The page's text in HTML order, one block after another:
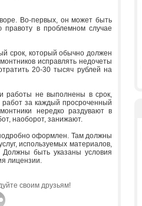
Во-первых, он может быть
правоту в проблемном случае
срок, который обычно должен
исправлять недочеты
20-30 тысяч рублей на
работы не выполнены в срок,
работ за каждый просроченный
нередко раздувают в
наоборот, занижают.
оформлен. Там должны
используемых материалов,
быть указаны условия
лицензии.
своим друзьям!